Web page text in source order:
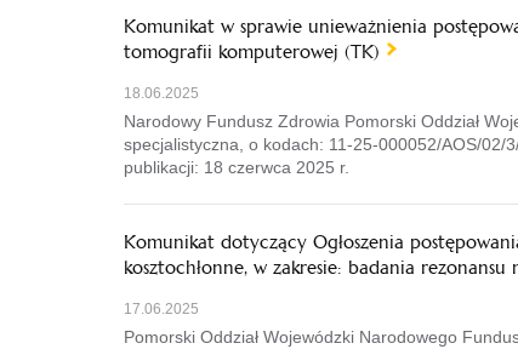
Komunikat w sprawie unieważnienia
tomografii komputerowej (TK)
18.06.2025
Narodowy Fundusz Zdrowia Pomorski Oddział
specjalistyczna, o kodach: 11-25-000052/AOS/02/
publikacji: 18 czerwca 2025 r.
Komunikat dotyczący Ogłoszenia
kosztochłonne, w zakresie: badania
17.06.2025
Pomorski Oddział Wojewódzki Narodowego